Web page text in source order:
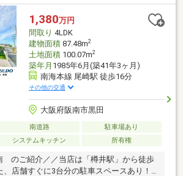
1,380万円
間取り 4LDK
建物面積87.48m2
土地面積100.07m2
築年月 1985年6月(築41年3ヶ月)
南海本線 尾崎駅 徒歩16分
その他の交通
大阪府阪南市黒田
南道路
駐車場あり
システムキッチン 所有権
のご紹介／／当店は「樽井駅」から徒歩
店舗すぐに3台分の駐車スペースあり！